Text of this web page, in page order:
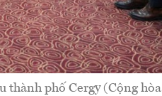
thành phố Cergy (Cộng hòa